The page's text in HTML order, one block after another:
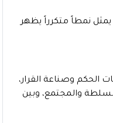
نمطاً متكرراً يظهر
الحكم وصناعة القرار،
والمجتمع، وبين